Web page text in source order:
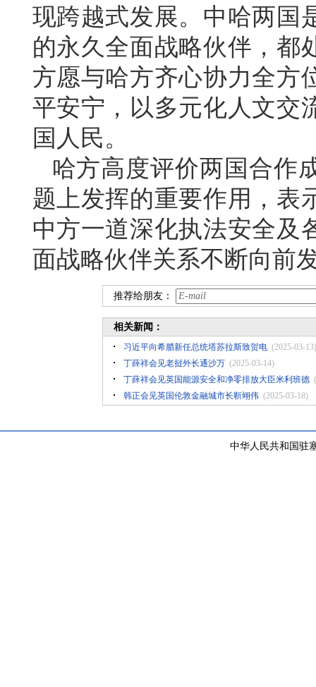
现跨越式发展。中哈两国
的永久全面战略伙伴，都
方愿与哈方齐心协力全方
平安宁，以多元化人文交
国人民。
哈方高度评价两国合作
题上发挥的重要作用，表
中方一道深化执法安全及
面战略伙伴关系不断向前
推荐给朋友：
相关新闻：
习近平向希腊新任总统塔苏拉斯致贺电 (2025-03-13)
丁薛祥会见老挝外长通沙万 (2025-03-14)
丁薛祥会见英国能源安全和净零排放大臣米利班德
韩正会见英国伦敦金融城市长靳翊伟 (2025-03-18)
中华人民共和国驻